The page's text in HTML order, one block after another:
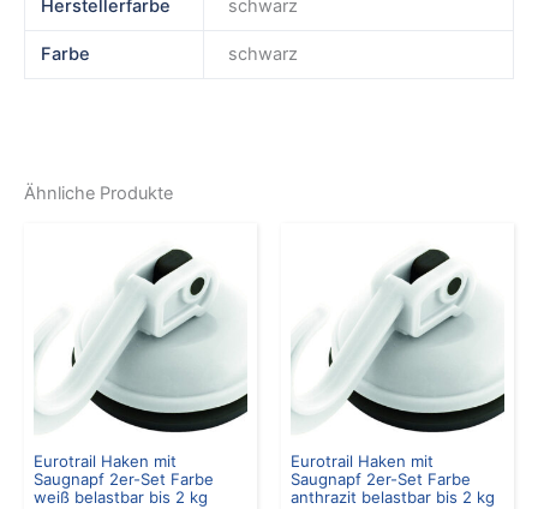
Herstellerfarbe schwarz
Farbe schwarz
Ähnliche Produkte
Eurotrail Haken mit
Saugnapf 2er-Set Farbe
weiß belastbar bis 2 kg
Eurotrail Haken mit
Saugnapf 2er-Set Farbe
anthrazit belastbar bis 2 kg